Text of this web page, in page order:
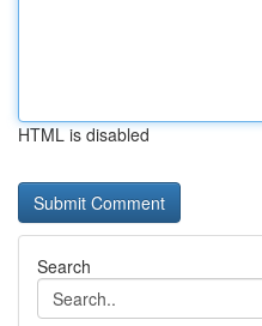
HTML is disabled
Search